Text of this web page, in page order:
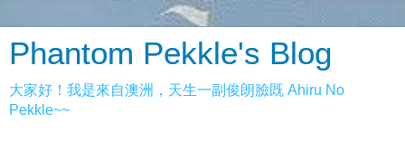
Phantom Pekkle's Blog
大家好！我是來自澳洲，天生一副俊朗臉既 Ahiru No
Pekkle~~